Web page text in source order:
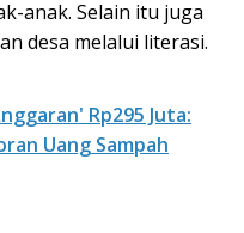
anak. Selain itu juga
desa melalui literasi.
Rp295 Juta:
Uang Sampah